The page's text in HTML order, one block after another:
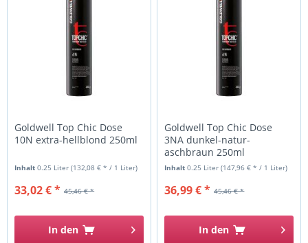
Goldwell Top Chic Dose
10N extra-hellblond 250ml
Inhalt0.25 Liter(132,08 € * / 1 Liter)
45,46 € *
33,02 € *
In den
Goldwell Top Chic Dose
3NA dunkel-natur-
aschbraun 250ml
Inhalt0.25 Liter(147,96 € * / 1 Liter)
45,46 € *
36,99 € *
In den